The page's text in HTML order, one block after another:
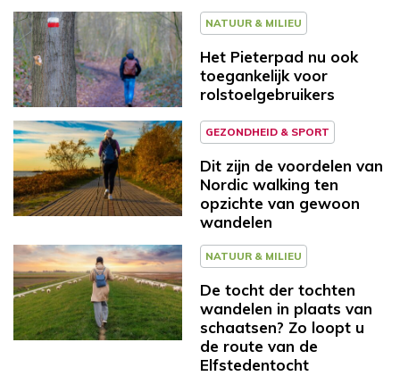
NATUUR & MILIEU
Het Pieterpad nu ook
toegankelijk voor
rolstoelgebruikers
GEZONDHEID & SPORT
Dit zijn de voordelen van
Nordic walking ten
opzichte van gewoon
wandelen
NATUUR & MILIEU
De tocht der tochten
wandelen in plaats van
schaatsen? Zo loopt u
de route van de
Elfstedentocht